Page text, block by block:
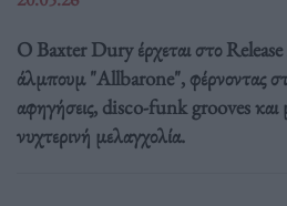
Ο Baxter Dury έρχεται στο
άλμπουμ "Allbarone", φέρνοντας
αφηγήσεις, disco-funk grooves και
νυχτερινή μελαγχολία.